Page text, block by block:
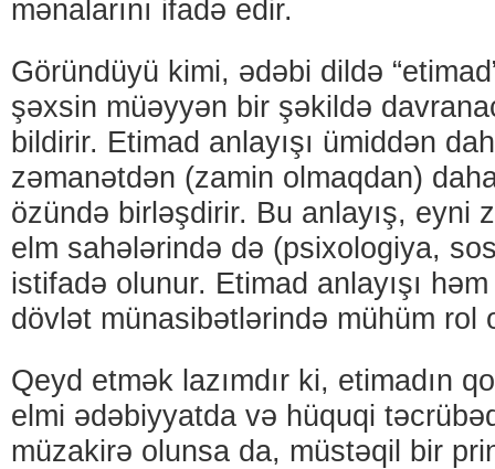
mənalarını ifadə edir.
Göründüyü kimi, ədəbi dildə
şəxsin müəyyən bir şəkildə
bildirir. Etimad anlayışı ümiddən
zəmanətdən (zamin olmaqdan)
özündə birləşdirir. Bu anlayış, eyni
elm sahələrində də (psixologiya,
istifadə olunur. Etimad anlayışı
dövlət münasibətlərində mühüm rol
Qeyd etmək lazımdır ki, etimadın
elmi ədəbiyyatda və hüquqi
müzakirə olunsa da, müstəqil bir